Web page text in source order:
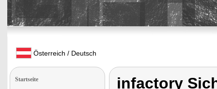
Österreich / Deutsch
Startseite
infactory